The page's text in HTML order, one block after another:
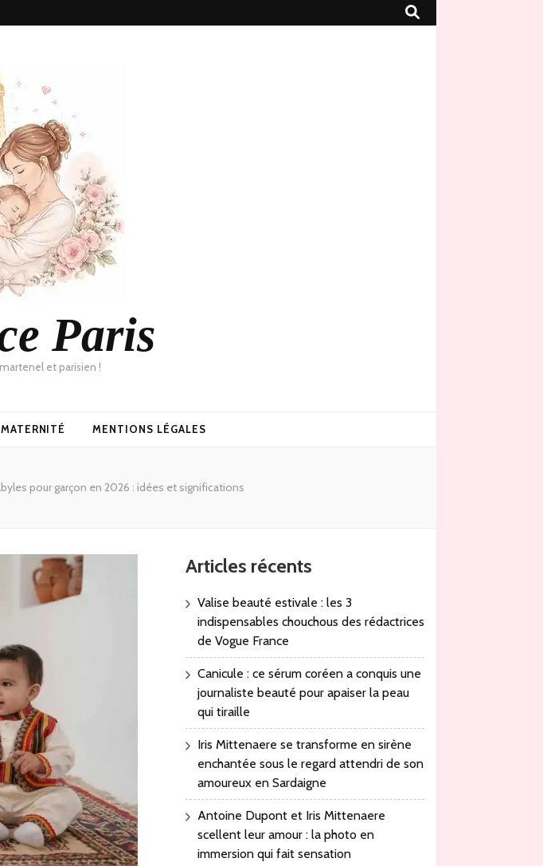
Paris
et parisien !
MATERNITÉ MENTIONS LÉGALES
pour garçon en 2026 : idées et significations
Articles récents
Valise beauté estivale : les 3
indispensables chouchous des rédactrices
de Vogue France
Canicule : ce sérum coréen a conquis une
journaliste beauté pour apaiser la peau
qui tiraille
Iris Mittenaere se transforme en sirène
enchantée sous le regard attendri de son
amoureux en Sardaigne
Antoine Dupont et Iris Mittenaere
scellent leur amour : la photo en
immersion qui fait sensation